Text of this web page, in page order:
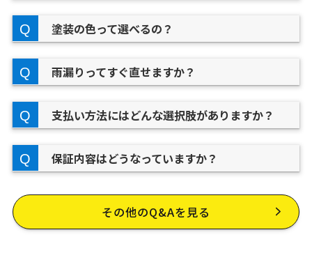
塗装の色って選べるの？
雨漏りってすぐ直せますか？
支払い方法にはどんな選択肢がありますか？
保証内容はどうなっていますか？
その他のQ&Aを見る